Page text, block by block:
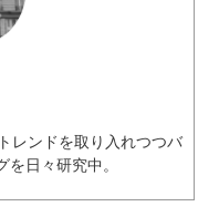
レンドを取り入れつつバ
日々研究中。